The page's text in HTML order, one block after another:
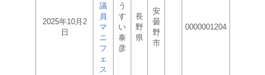
2025年10月2
日
議
員
マ
ニ
フ
ェ
ス
う
す
い
泰
彦
長
野
県
安
曇
野
市
0000001204